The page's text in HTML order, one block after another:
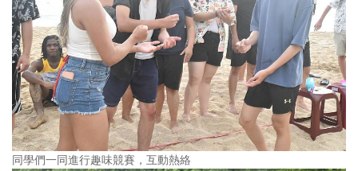
同學們一同進行趣味競賽，互動熱絡